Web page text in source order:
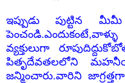
ఇప్పుడు పుట్టిన
వ్యక్తులుగా
పితృదేవతలలోని
జన్మించారు.వారిని